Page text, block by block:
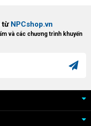
Gaming cao cấp nhất,
nhận ngay quà tặng trị giá
từ NPCshop.vn
và các chương trình khuyến